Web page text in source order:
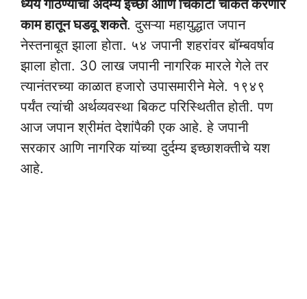
ध्येय गाठण्याची अदम्य इच्छा आणि चिकाटी चकित करणारे
काम हातून घडवू शकते. दुसऱ्या महायुद्धात जपान
नेस्तनाबूत झाला होता. ५४ जपानी शहरांवर बॉम्बवर्षाव
झाला होता. 30 लाख जपानी नागरिक मारले गेले तर
त्यानंतरच्या काळात हजारो उपासमारीने मेले. १९४९
पर्यंत त्यांची अर्थव्यवस्था बिकट परिस्थितीत होती. पण
आज जपान श्रीमंत देशांपैकी एक आहे. हे जपानी
सरकार आणि नागरिक यांच्या दुर्दम्य इच्छाशक्तीचे यश
आहे.